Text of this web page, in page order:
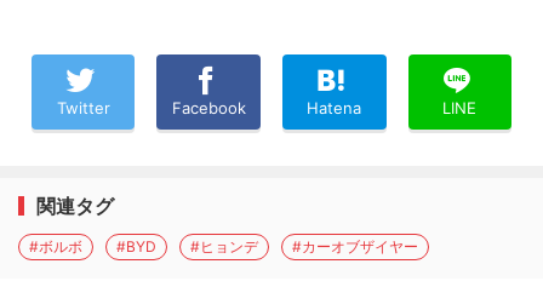
Twitter Facebook Hatena LINE
関連タグ
#ボルボ #BYD #ヒョンデ #カーオブザイヤー